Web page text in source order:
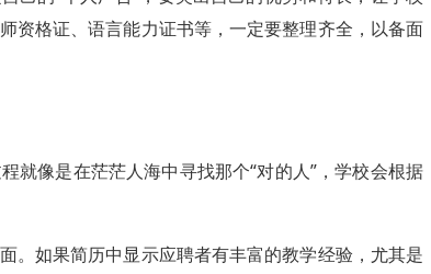
资格证、语言能力证书等，一定要整理齐全，以备面
就像是在茫茫人海中寻找那个“对的人”，学校会根据
。如果简历中显示应聘者有丰富的教学经验，尤其是